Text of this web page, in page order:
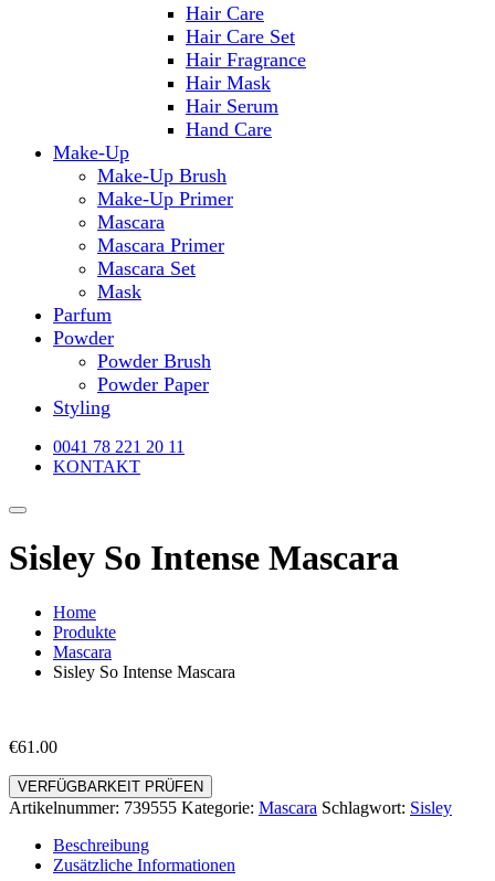
Hair Care
Hair Care Set
Hair Fragrance
Hair Mask
Hair Serum
Hand Care
Make-Up
Make-Up Brush
Make-Up Primer
Mascara
Mascara Primer
Mascara Set
Mask
Parfum
Powder
Powder Brush
Powder Paper
Styling
0041 78 221 20 11
KONTAKT
Sisley So Intense Mascara
Home
Produkte
Mascara
Sisley So Intense Mascara
€61.00
VERFÜGBARKEIT PRÜFEN
Artikelnummer: 739555 Kategorie: Mascara Schlagwort: Sisley
Beschreibung
Zusätzliche Informationen